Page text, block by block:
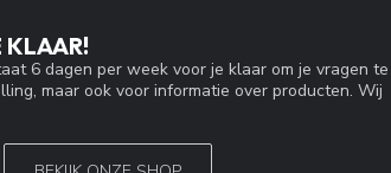
KLAAR!
6 dagen per week voor je klaar om je vragen te
maar ook voor informatie over producten. Wij